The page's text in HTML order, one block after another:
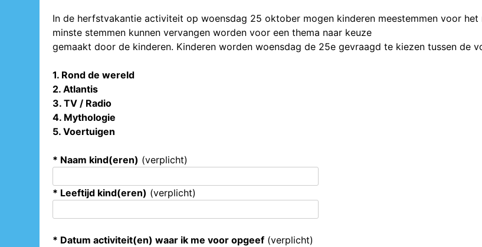
In de herfstvakantie activiteit op woensdag 25 oktober mogen kinderen meestemmen voor het
minste stemmen kunnen vervangen worden voor een thema naar keuze
gemaakt door de kinderen. Kinderen worden woensdag de 25e gevraagd te kiezen tussen de
1. Rond de wereld
2. Atlantis
3. TV / Radio
4. Mythologie
5. Voertuigen
* Naam kind(eren) (verplicht)
* Leeftijd kind(eren) (verplicht)
* Datum activiteit(en) waar ik me voor opgeef (verplicht)